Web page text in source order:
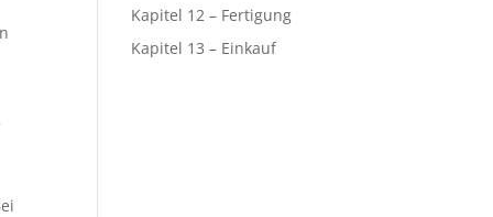
Kapitel 12 – Fertigung
Kapitel 13 – Einkauf